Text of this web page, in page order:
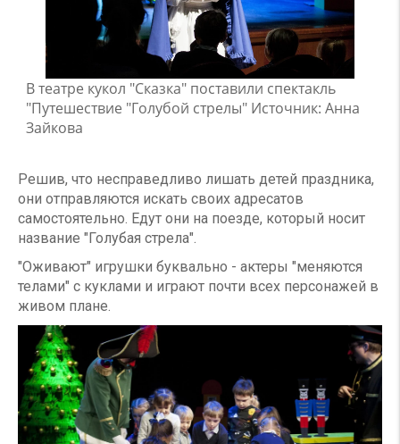
В театре кукол "Сказка" поставили спектакль
"Путешествие "Голубой стрелы" Источник: Анна
Зайкова
Решив, что несправедливо лишать детей праздника,
они отправляются искать своих адресатов
самостоятельно. Едут они на поезде, который носит
название "Голубая стрела".
"Оживают" игрушки буквально - актеры "меняются
телами" с куклами и играют почти всех персонажей в
живом плане.